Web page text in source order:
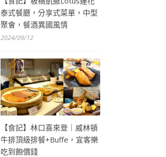
泰式餐廳，分享式菜單，中型
聚會，餐酒異國風情
2024/09/12
【食記】林口喜來登｜威林頓
牛排頂級排餐+Buffe，宜客樂
吃到飽價錢